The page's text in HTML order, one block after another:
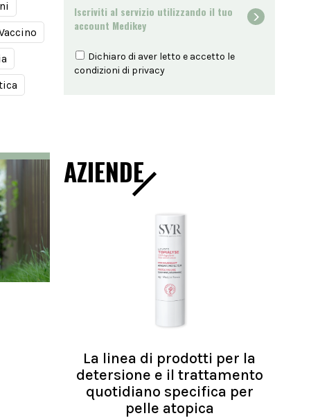
Iscriviti al servizio utilizzando il tuo
account Medikey
Dichiaro di aver letto e accetto le
condizioni di privacy
AZIENDE
La linea di prodotti per la
detersione e il trattamento
quotidiano specifica per
pelle atopica